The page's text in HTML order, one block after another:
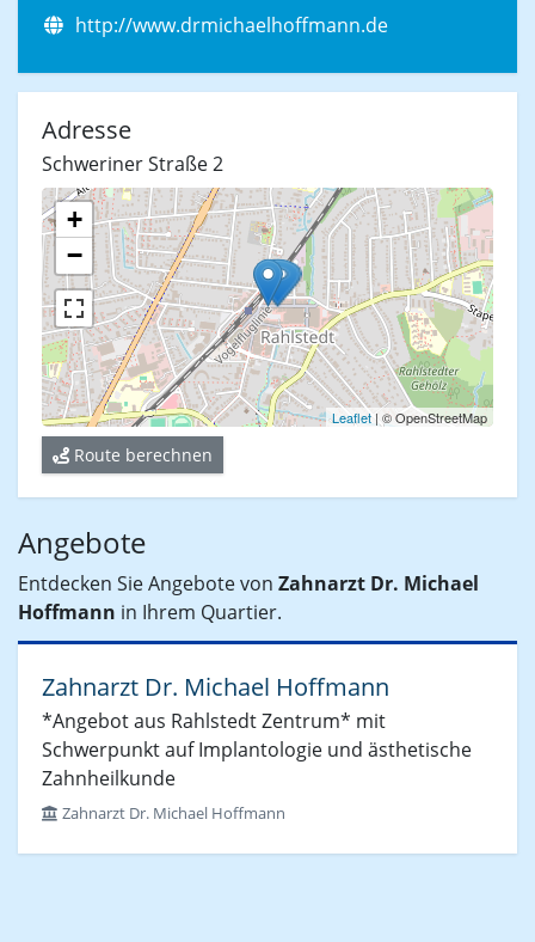
http://www.drmichaelhoffmann.de
Adresse
Schweriner Straße 2
+
−
Leaflet | © OpenStreetMap
Route berechnen
Angebote
Entdecken Sie Angebote von Zahnarzt Dr. Michael
Hoffmann in Ihrem Quartier.
Zahnarzt Dr. Michael Hoffmann
*Angebot aus Rahlstedt Zentrum* mit
Schwerpunkt auf Implantologie und ästhetische
Zahnheilkunde
Zahnarzt Dr. Michael Hoffmann